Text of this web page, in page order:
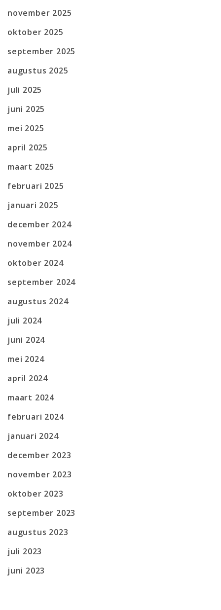
november 2025
oktober 2025
september 2025
augustus 2025
juli 2025
juni 2025
mei 2025
april 2025
maart 2025
februari 2025
januari 2025
december 2024
november 2024
oktober 2024
september 2024
augustus 2024
juli 2024
juni 2024
mei 2024
april 2024
maart 2024
februari 2024
januari 2024
december 2023
november 2023
oktober 2023
september 2023
augustus 2023
juli 2023
juni 2023